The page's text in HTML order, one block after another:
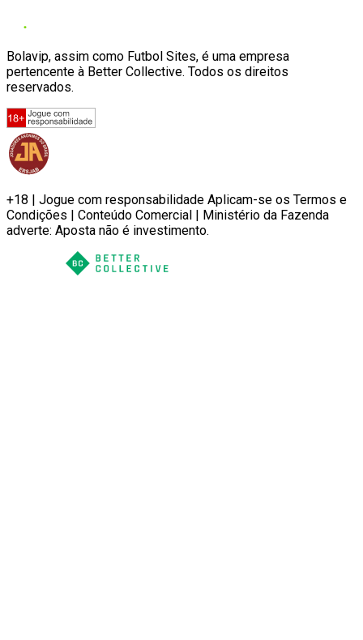
Bolavip, assim como Futbol Sites, é uma empresa
pertencente à Better Collective. Todos os direitos
reservados.
+18 | Jogue com responsabilidade Aplicam-se os Termos e
Condições | Conteúdo Comercial | Ministério da Fazenda
adverte: Aposta não é investimento.